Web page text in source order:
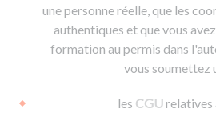
une personne réelle, que les
authentiques et que vous
formation au permis dans
vous soumettez
les CGUrelatives